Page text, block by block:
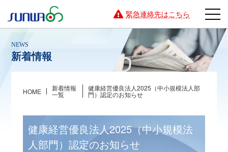
緊急連絡先はこちら
新着情報
HOME 新着情報
一覧
健康経営優良法人2025（中小規模法人部
門）認定のお知らせ
健康経営優良法人2025（中小規模法
人部門）認定のお知らせ